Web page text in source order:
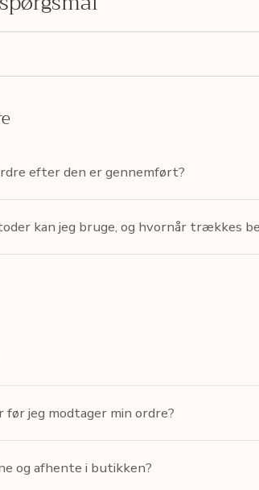
efter den er gennemført?
kan jeg bruge, og hvornår trækkes
jeg modtager min ordre?
og afhente i butikken?